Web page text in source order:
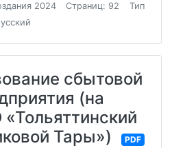
2024 Страниц: 92
Тип
сбытовой
(на
Тары»)
PDF